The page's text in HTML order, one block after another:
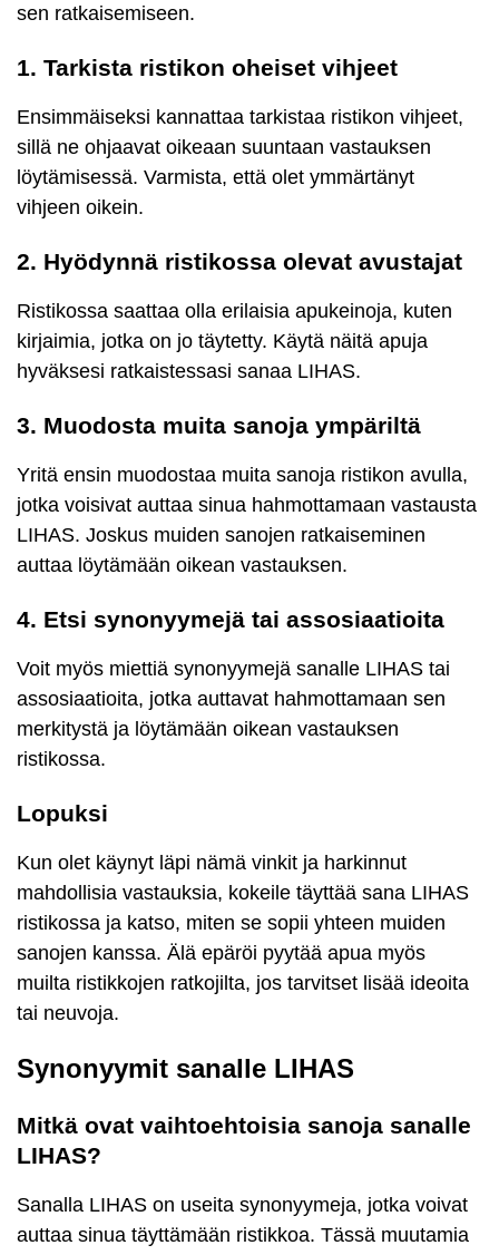
sen ratkaisemiseen.
1. Tarkista ristikon oheiset vihjeet
Ensimmäiseksi kannattaa tarkistaa ristikon vihjeet,
sillä ne ohjaavat oikeaan suuntaan vastauksen
löytämisessä. Varmista, että olet ymmärtänyt
vihjeen oikein.
2. Hyödynnä ristikossa olevat avustajat
Ristikossa saattaa olla erilaisia apukeinoja, kuten
kirjaimia, jotka on jo täytetty. Käytä näitä apuja
hyväksesi ratkaistessasi sanaa LIHAS.
3. Muodosta muita sanoja ympäriltä
Yritä ensin muodostaa muita sanoja ristikon avulla,
jotka voisivat auttaa sinua hahmottamaan vastausta
LIHAS. Joskus muiden sanojen ratkaiseminen
auttaa löytämään oikean vastauksen.
4. Etsi synonyymejä tai assosiaatioita
Voit myös miettiä synonyymejä sanalle LIHAS tai
assosiaatioita, jotka auttavat hahmottamaan sen
merkitystä ja löytämään oikean vastauksen
ristikossa.
Lopuksi
Kun olet käynyt läpi nämä vinkit ja harkinnut
mahdollisia vastauksia, kokeile täyttää sana LIHAS
ristikossa ja katso, miten se sopii yhteen muiden
sanojen kanssa. Älä epäröi pyytää apua myös
muilta ristikkojen ratkojilta, jos tarvitset lisää ideoita
tai neuvoja.
Synonyymit sanalle LIHAS
Mitkä ovat vaihtoehtoisia sanoja sanalle
LIHAS?
Sanalla LIHAS on useita synonyymeja, jotka voivat
auttaa sinua täyttämään ristikkoa. Tässä muutamia